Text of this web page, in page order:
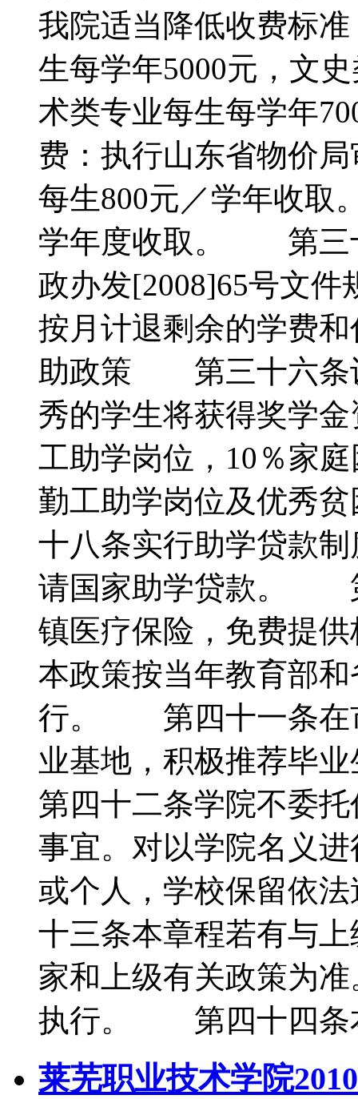
我院适当降低收费标
生每学年5000元，文
术类专业每生每学年
费：执行山东省物价
每生800元／学年收
学年度收取。 第三
政办发[2008]65号文
按月计退剩余的学费
助政策 第三十六条
秀的学生将获得奖学
工助学岗位，10％家
勤工助学岗位及优秀
十八条实行助学贷款
请国家助学贷款。
镇医疗保险，免费提
本政策按当年教育部
行。 第四十一条在
业基地，积极推荐
第四十二条学院不委
事宜。对以学院名义
或个人，学校保留依
十三条本章程若有与
家和上级有关政策为
执行。 第四十四条
莱芜职业技术学院